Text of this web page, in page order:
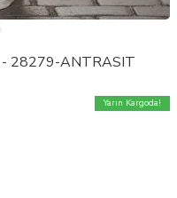
- 28279-ANTRASIT
Yarın Kargoda!